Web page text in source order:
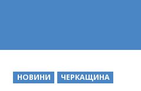
POSTED
IN
НОВИНИ ЧЕРКАЩИНА